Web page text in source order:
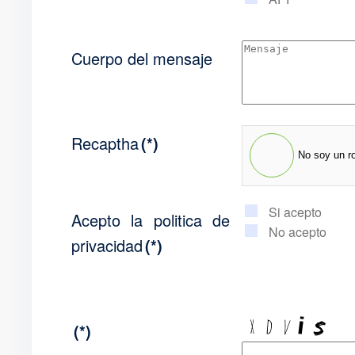
Cuerpo del mensaje
Recaptha(*)
No soy un
Acepto la politica de
privacidad(*)
Si acepto
No acepto
(*)